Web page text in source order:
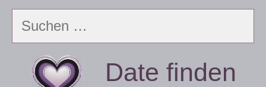
Zum
Inhalt
springen
Suchen
Date finden